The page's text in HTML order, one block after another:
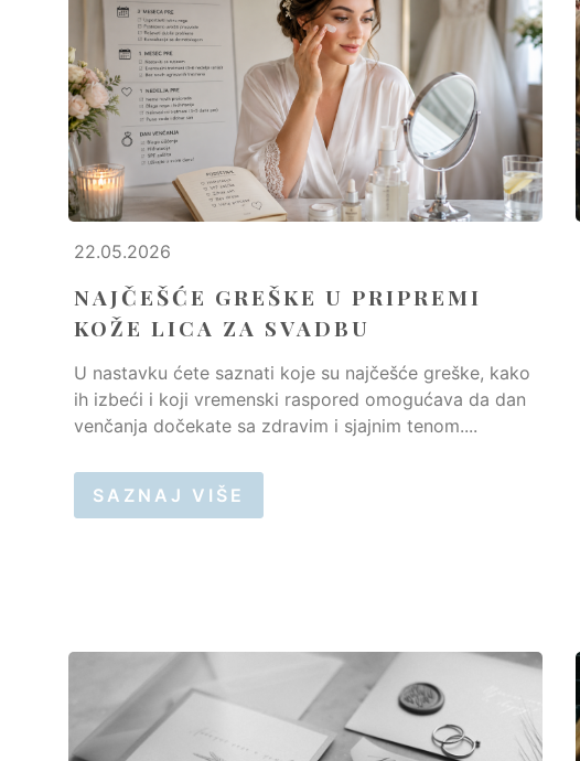
22.05.2026
NAJČEŠĆE GREŠKE U PRIPREMI
KOŽE LICA ZA SVADBU
U nastavku ćete saznati koje su najčešće greške, kako
ih izbeći i koji vremenski raspored omogućava da dan
venčanja dočekate sa zdravim i sjajnim tenom....
SAZNAJ VIŠE